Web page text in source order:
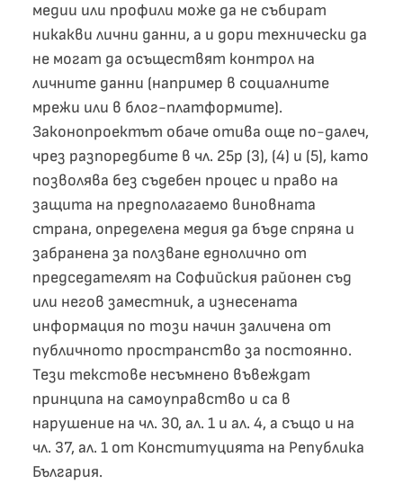
медии или профили може да не събират
никакви лични данни, а и дори технически да
не могат да осъществят контрол на
личните данни (например в социалните
мрежи или в блог-платформите).
Законопроектът обаче отива още по-далеч,
чрез разпоредбите в чл. 25р (3), (4) и (5), като
позволява без съдебен процес и право на
защита на предполагаемо виновната
страна, определена медия да бъде спряна и
забранена за ползване еднолично от
председателят на Софийския районен съд
или негов заместник, а изнесената
информация по този начин заличена от
публичното пространство за постоянно.
Тези текстове несъмнено въвеждат
принципа на самоуправство и са в
нарушение на чл. 30, ал. 1 и ал. 4, а също и на
чл. 37, ал. 1 от Конституцията на Република
България.